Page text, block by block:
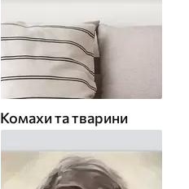
Комахи та тварини